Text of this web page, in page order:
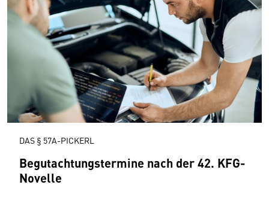
DAS § 57A-PICKERL
Begutachtungstermine nach der 42. KFG-
Novelle